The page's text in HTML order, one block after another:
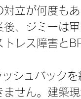
立が何度も
、ジミーは
レス障害と
せん。建築